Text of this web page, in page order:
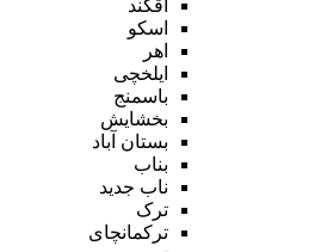
آقکند
اسکو
اهر
ایلخچی
باسمنج
بخشایش
بستان آباد
بناب
ناب جدید
ترک
ترکمانچای